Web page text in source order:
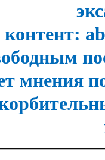
мнения